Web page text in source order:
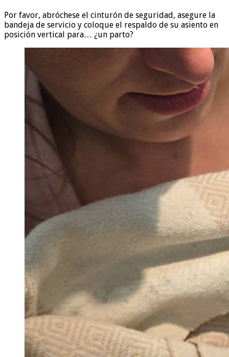
Por favor, abróchese el cinturón de seguridad, asegure la
bandeja de servicio y coloque el respaldo de su asiento en
posición vertical para… ¿un parto?